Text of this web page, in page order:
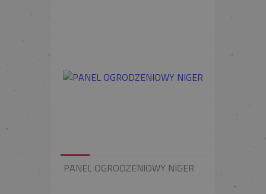
PANEL OGRODZENIOWY NIGER